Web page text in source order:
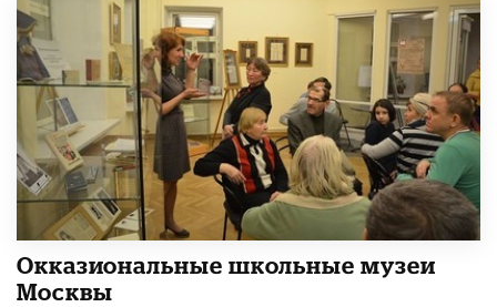
​Окказиональные школьные музеи
Москвы